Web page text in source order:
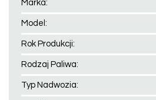
Marka:
Model:
Rok Produkcji:
Rodzaj Paliwa:
Typ Nadwozia: